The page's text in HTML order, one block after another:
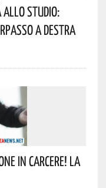
Allo Studio:
A Destra
In Carcere! La